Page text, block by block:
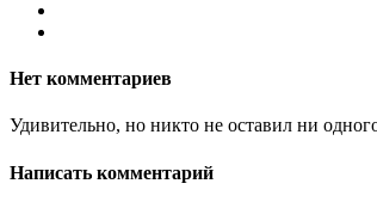
Нет комментариев
Удивительно, но никто не оставил ни
Написать комментарий